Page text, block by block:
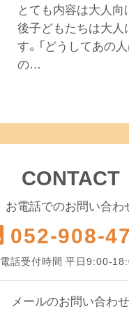
とても内容は大人向
後子どもたちは大人
す。「どうしてあの
の…
CONTACT
お電話でのお問い合わ
052-908-
電話受付時間 平日9:00-
メールのお問い合わせ